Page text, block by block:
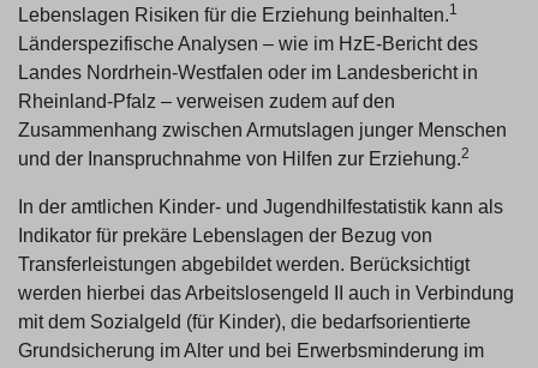
Lebenslagen Risiken für die Erziehung beinhalten.1
Länderspezifische Analysen – wie im HzE-Bericht des
Landes Nordrhein-Westfalen oder im Landesbericht in
Rheinland-Pfalz – verweisen zudem auf den
Zusammenhang zwischen Armutslagen junger Menschen
und der Inanspruchnahme von Hilfen zur Erziehung.2
In der amtlichen Kinder- und Jugendhilfestatistik kann als
Indikator für prekäre Lebenslagen der Bezug von
Transferleistungen abgebildet werden. Berücksichtigt
werden hierbei das Arbeitslosengeld II auch in Verbindung
mit dem Sozialgeld (für Kinder), die bedarfsorientierte
Grundsicherung im Alter und bei Erwerbsminderung im